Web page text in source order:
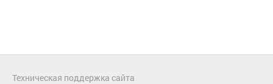
Техническая поддержка сайта